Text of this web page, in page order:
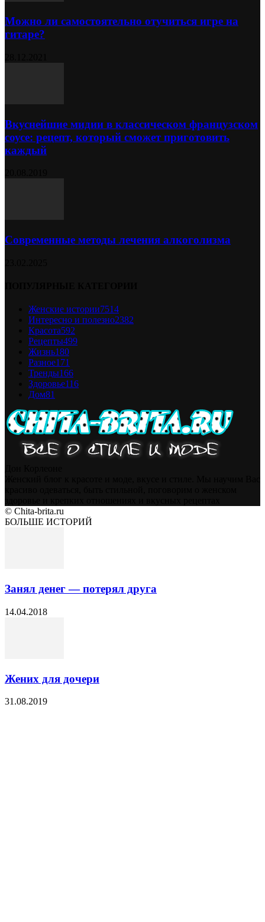
Можно ли самостоятельно отучиться игре на
гитаре?
Вкуснейшие мидии в классическом французском
соусе: рецепт, который сможет приготовить
каждый
Современные методы лечения алкоголизма
Женские истории7514
Интересно и полезно2382
Красота592
Рецепты499
Жизнь180
Разное171
Тренды166
Здоровье116
Дом81
© Chita-brita.ru
БОЛЬШЕ ИСТОРИЙ
Занял денег — потерял друга
14.04.2018
Жених для дочери
31.08.2019